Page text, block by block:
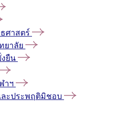
ศาสตร์
ยาลัย
ยืน
าฯ
ละประพฤติมิชอบ